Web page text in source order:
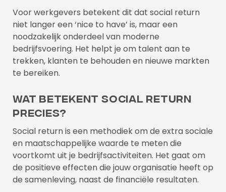
Voor werkgevers betekent dit dat social return
niet langer een ‘nice to have’ is, maar een
noodzakelijk onderdeel van moderne
bedrijfsvoering. Het helpt je om talent aan te
trekken, klanten te behouden en nieuwe markten
te bereiken.
Wat betekent social return
precies?
Social return is een methodiek om de extra sociale
en maatschappelijke waarde te meten die
voortkomt uit je bedrijfsactiviteiten. Het gaat om
de positieve effecten die jouw organisatie heeft op
de samenleving, naast de financiële resultaten.